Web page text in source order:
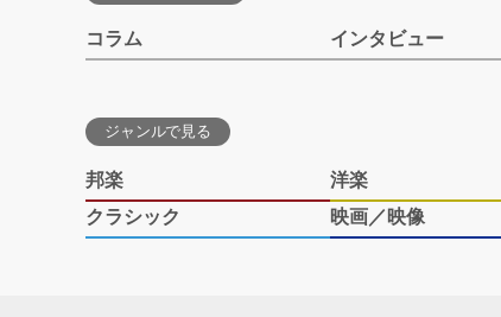
コラム インタビュー
ジャンルで見る
邦楽 洋楽
クラシック
映画／映像